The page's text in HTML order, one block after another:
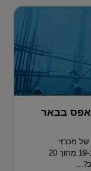
אפס בבאר
מכרזי
קרקעות נרחבים בדרום, שלפיהן זכו יזמים ב-19 מתוך 20